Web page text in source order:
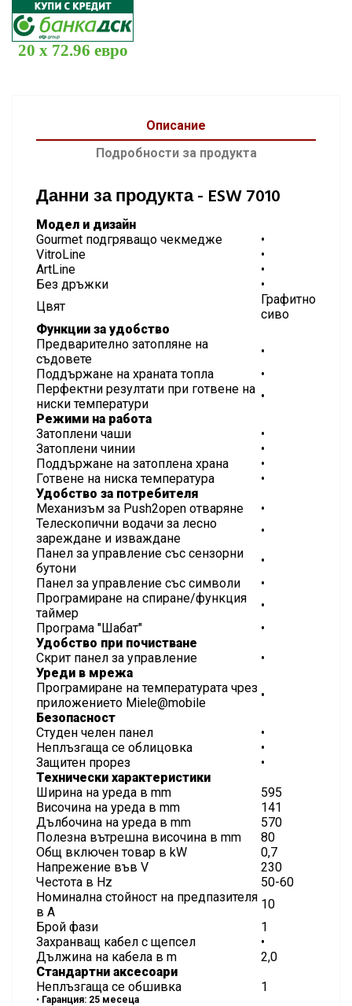
20 x 72.96 евро
Описание
Подробности за продукта
Данни за продукта - ESW 7010
Модел и дизайн
Gourmet подгряващо чекмедже
•
VitroLine
•
ArtLine
•
Без дръжки
•
Цвят
Графитно
сиво
Функции за удобство
Предварително затопляне на
съдовете
•
Поддържане на храната топла
•
Перфектни резултати при готвене на
ниски температури
•
Режими на работа
Затоплени чаши
•
Затоплени чинии
•
Поддържане на затоплена храна
•
Готвене на ниска температура
•
Удобство за потребителя
Механизъм за Push2open отваряне
•
Телескопични водачи за лесно
зареждане и изваждане
•
Панел за управление със сензорни
бутони
•
Панел за управление със символи
•
Програмиране на спиране/функция
таймер
•
Програма "Шабат"
•
Удобство при почистване
Скрит панел за управление
•
Уреди в мрежа
Програмиране на температурата чрез
приложението Miele@mobile
•
Безопасност
Студен челен панел
•
Неплъзгаща се облицовка
•
Защитен прорез
•
Технически характеристики
Ширина на уреда в mm
595
Височина на уреда в mm
141
Дълбочина на уреда в mm
570
Полезна вътрешна височина в mm
80
Общ включен товар в kW
0,7
Напрежение във V
230
Честота в Hz
50-60
Номинална стойност на предпазителя
в А
10
Брой фази
1
Захранващ кабел с щепсел
•
Дължина на кабела в m
2,0
Стандартни аксесоари
Неплъзгаща се обшивка
1
• Гаранция: 25 месеца